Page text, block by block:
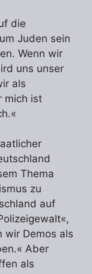
die
Juden sein
Wenn wir
uns unser
als
mich ist
Thema
zu
auf
wir Demos als
Aber
als